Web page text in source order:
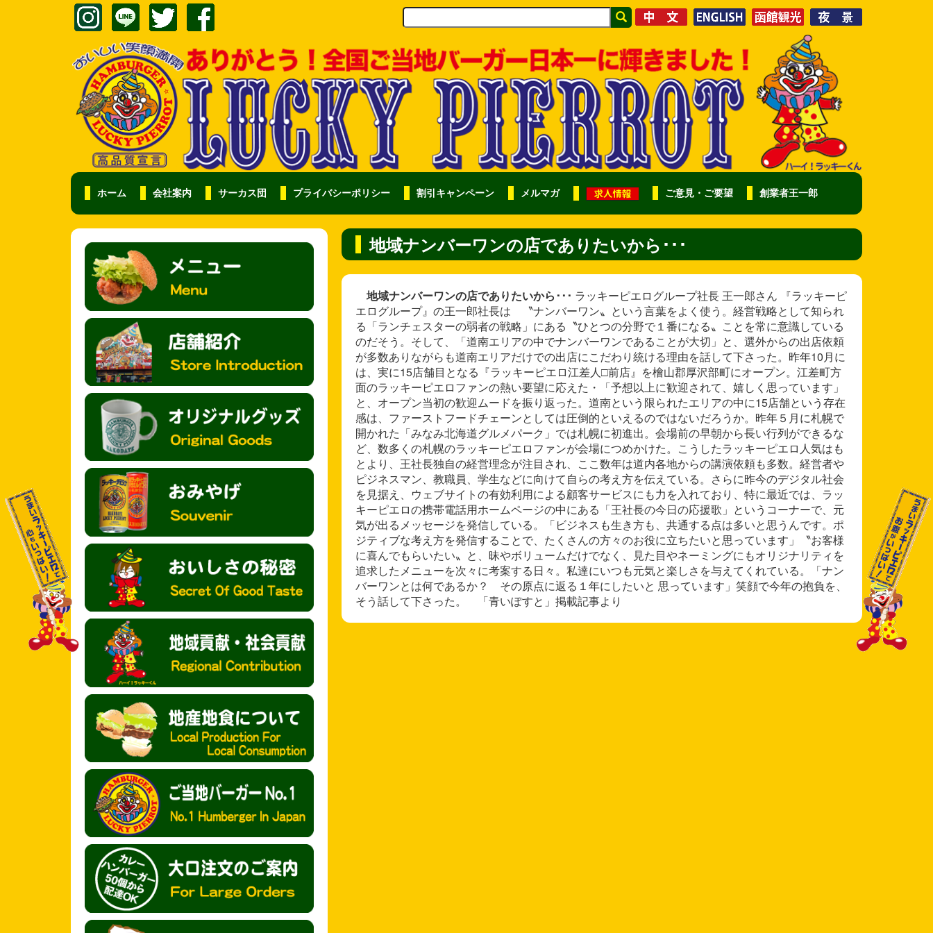
ホーム 会社案内 サーカス団 プライバシーポリシー 割引キャンペーン メルマガ ご意見・ご要望 創業者王一郎
地域ナンバーワンの店でありたいから･･･
地域ナンバーワンの店でありたいから･･･ ラッキーピエログループ社長 王一郎さん 『ラッキーピ
エログループ』の王一郎社長は 〝ナンバーワン〟という言葉をよく使う。経営戦略として知られ
る「ランチェスターの弱者の戦略」にある〝ひとつの分野で１番になる〟ことを常に意識している
のだそう。そして、「道南エリアの中でナンバーワンであることが大切」と、選外からの出店依頼
が多数ありながらも道南エリアだけでの出店にこだわり統ける理由を話して下さった。昨年10月に
は、実に15店舗目となる『ラッキーピエロ江差人□前店』を檜山郡厚沢部町にオープン。江差町方
面のラッキーピエロファンの熱い要望に応えた・「予想以上に歓迎されて、嬉しく思っています」
と、オープン当初の歓迎ムードを振り返った。道南という限られたエリアの中に15店舗という存在
感は、ファーストフードチェーンとしては圧倒的といえるのではないだろうか。昨年５月に札幌で
開かれた「みなみ北海道グルメパーク」では札幌に初進出。会場前の早朝から長い行列ができるな
ど、数多くの札幌のラッキーピエロファンが会場につめかけた。こうしたラッキーピエロ人気はも
とより、王社長独自の経営理念が注目され、ここ数年は道内各地からの講演依頼も多数。経営者や
ピジネスマン、教職員、学生などに向けて自らの考え方を伝えている。さらに昨今のデジタル社会
を見据え、ウェブサイトの有効利用による顧客サービスにも力を入れており、特に最近では、ラッ
キーピエロの携帯電話用ホームページの中にある「王社長の今日の応援歌」というコーナーで、元
気が出るメッセージを発信している。「ビジネスも生き方も、共通する点は多いと思うんです。ポ
ジティブな考え方を発信することで、たくさんの方々のお役に立ちたいと思っています」〝お客様
に喜んでもらいたい〟と、昧やボリュームだけでなく、見た目やネーミングにもオリジナリティを
追求したメニューを次々に考案する日々。私達にいつも元気と楽しさを与えてくれている。「ナン
バーワンとは何であるか？ その原点に返る１年にしたいと 思っています」笑顔で今年の抱負を、
そう話して下さった。 「青いぽすと」掲載記事より